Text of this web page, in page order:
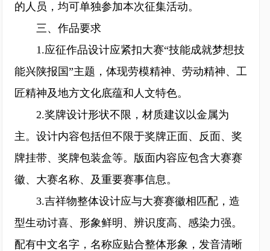
的人员，均可单独参加本次征集活动。
三、作品要求
1.应征作品设计应紧扣大赛“技能成就梦想技
能兴陕报国”主题，体现劳模精神、劳动精神、工
匠精神及地方文化底蕴和人文特色。
2.奖牌设计形状不限，材质建议以金属为
主。设计内容包括但不限于奖牌正面、反面、奖
牌挂带、奖牌包装盒等。版面内容应包含大赛赛
徽、大赛名称、及重要赛事信息。
3.吉祥物整体设计应与大赛赛徽相匹配，造
型生动讨喜、形象鲜明、辨识度高、感染力强。
配有中文名字，名称应贴合整体形象，发音清晰